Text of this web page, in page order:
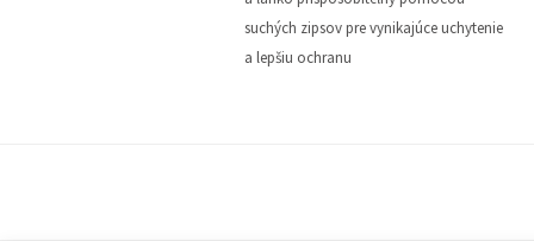
suchých zipsov pre vynikajúce uchytenie
a lepšiu ochranu